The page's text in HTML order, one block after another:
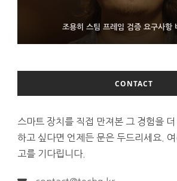
조용히 스팀 프레임 검증 요구사항
9월 4일부터 서비스 접는 안드로이드 장치
FMS 2026서 차세대 3D 메모리
보인 삼성전자
CONTACT
스마트 장치를 직접 만져본 그 경험을
하고 싶다면 언제든 문은 두드리세요. 여
고를 기다립니다.